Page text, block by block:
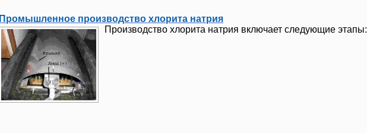
Промышленное производство хлорита натрия
Производство хлорита натрия включает следующие этапы: